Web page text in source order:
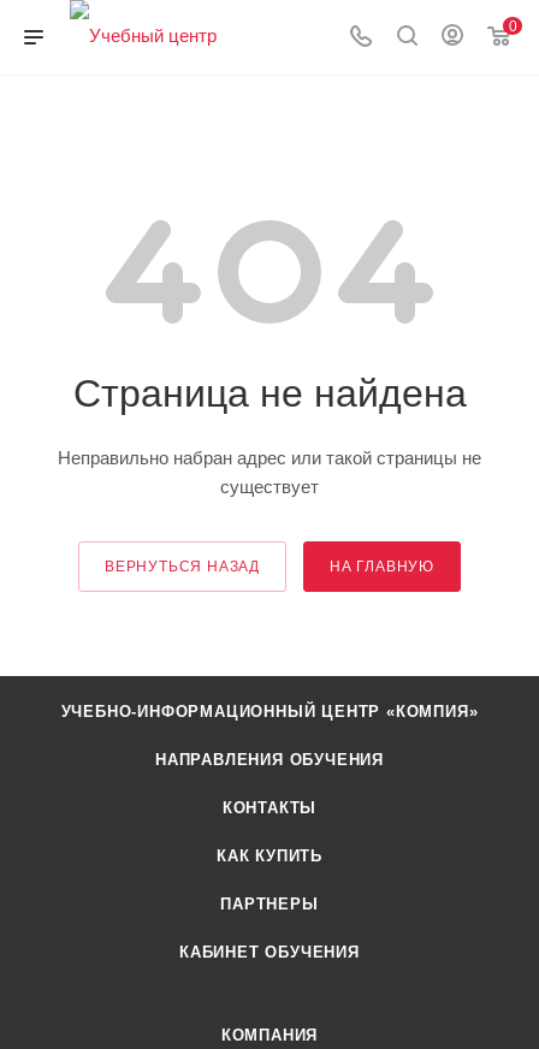
0
Страница не найдена
Неправильно набран адрес или такой страницы не
существует
ВЕРНУТЬСЯ НАЗАД НА ГЛАВНУЮ
УЧЕБНО-ИНФОРМАЦИОННЫЙ ЦЕНТР «КОМПИЯ»
НАПРАВЛЕНИЯ ОБУЧЕНИЯ
КОНТАКТЫ
КАК КУПИТЬ
ПАРТНЕРЫ
КАБИНЕТ ОБУЧЕНИЯ
КОМПАНИЯ